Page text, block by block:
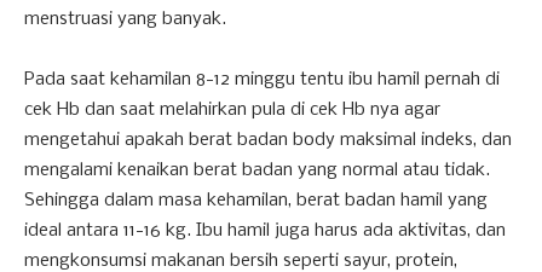
menstruasi yang banyak.
Pada saat kehamilan 8-12 minggu tentu ibu hamil pernah di
cek Hb dan saat melahirkan pula di cek Hb nya agar
mengetahui apakah berat badan body maksimal indeks, dan
mengalami kenaikan berat badan yang normal atau tidak.
Sehingga dalam masa kehamilan, berat badan hamil yang
ideal antara 11-16 kg. Ibu hamil juga harus ada aktivitas, dan
mengkonsumsi makanan bersih seperti sayur, protein,